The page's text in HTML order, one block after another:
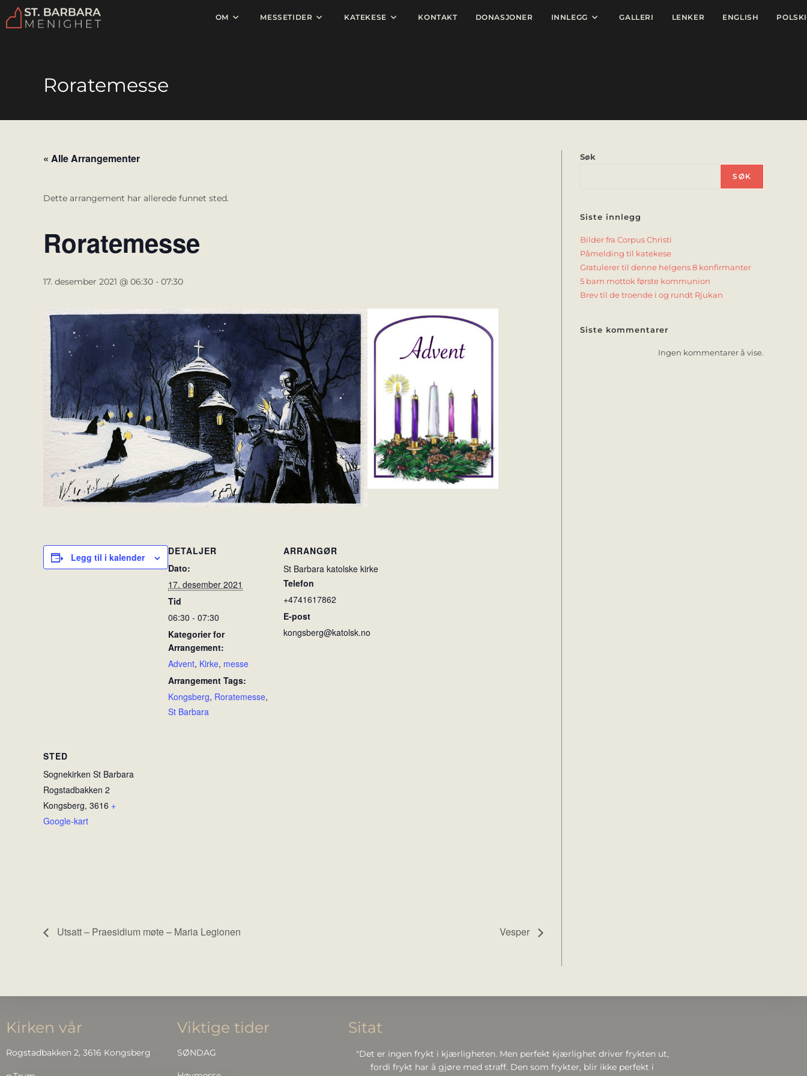
OM MESSETIDER KATEKESE KONTAKT DONASJONER INNLEGG GALLERI LENKER ENGLISH POLSKI
Roratemesse
« Alle Arrangementer
Dette arrangement har allerede funnet sted.
Roratemesse
17. desember 2021 @ 06:30 - 07:30
Legg til i kalender
DETALJER
Dato:
17. desember 2021
Tid
06:30 - 07:30
Kategorier for
Arrangement:
Advent, Kirke, messe
Arrangement Tags:
Kongsberg, Roratemesse,
St Barbara
ARRANGØR
St Barbara katolske kirke
Telefon
+4741617862
E-post
kongsberg@katolsk.no
STED
Sognekirken St Barbara
Rogstadbakken 2
Kongsberg, 3616 +
Google-kart
Utsatt – Praesidium møte – Maria Legionen Vesper
Søk
SØK
Siste innlegg
Bilder fra Corpus Christi
Påmelding til katekese
Gratulerer til denne helgens 8 konfirmanter
5 barn mottok første kommunion
Brev til de troende i og rundt Rjukan
Siste kommentarer
Ingen kommentarer å vise.
Kirken vår
Rogstadbakken 2, 3616 Kongsberg
Viktige tider
SØNDAG
Sitat
"Det er ingen frykt i kjærligheten. Men perfekt kjærlighet driver frykten ut,
fordi frykt har å gjøre med straff. Den som frykter, blir ikke perfekt i